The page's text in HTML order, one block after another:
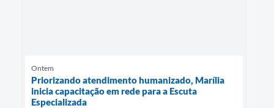
Ontem
Priorizando atendimento humanizado, Marília
inicia capacitação em rede para a Escuta
Especializada